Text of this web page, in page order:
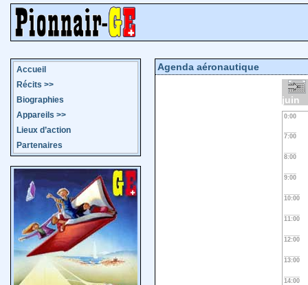
Accueil
Récits >>
Biographies
Appareils >>
Lieux d’action
Partenaires
Agenda aéronautique
juin
0:00
7:00
8:00
9:00
10:00
11:00
12:00
13:00
14:00